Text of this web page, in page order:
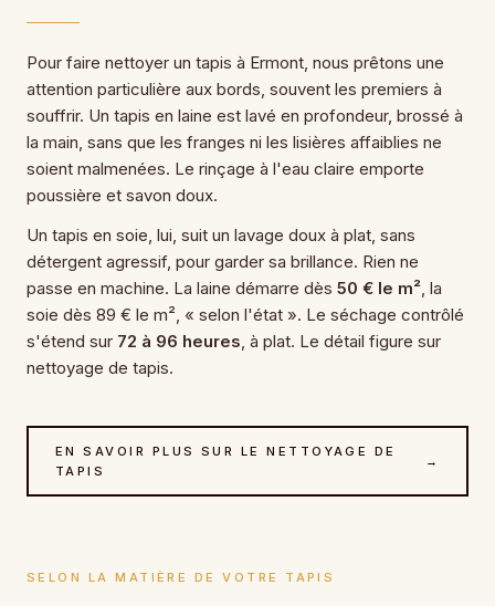
Pour faire nettoyer un tapis à Ermont, nous prêtons une
attention particulière aux bords, souvent les premiers à
souffrir. Un tapis en laine est lavé en profondeur, brossé à
la main, sans que les franges ni les lisières affaiblies ne
soient malmenées. Le rinçage à l'eau claire emporte
poussière et savon doux.
Un tapis en soie, lui, suit un lavage doux à plat, sans
détergent agressif, pour garder sa brillance. Rien ne
passe en machine. La laine démarre dès 50 € le m² , la
soie dès 89 € le m², « selon l'état ». Le séchage contrôlé
s'étend sur 72 à 96 heures , à plat. Le détail figure sur
nettoyage de tapis.
EN SAVOIR PLUS SUR LE NETTOYAGE DE
TAPIS
→
SELON LA MATIÈRE DE VOTRE TAPIS